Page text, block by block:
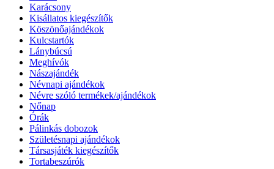
Karácsony
Kisállatos kiegészítők
Köszönőajándékok
Kulcstartók
Lánybúcsú
Meghívók
Nászajándék
Névnapi ajándékok
Névre szóló termékek/ajándékok
Nőnap
Órák
Pálinkás dobozok
Születésnapi ajándékok
Társasjáték kiegészítők
Tortabeszúrók